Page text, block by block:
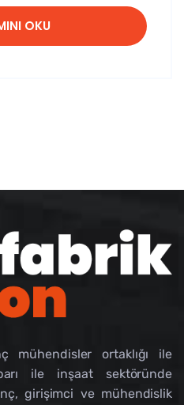
OKU
mühendisler ortaklığı ile
ile inşaat sektöründe
girişimci ve mühendislik